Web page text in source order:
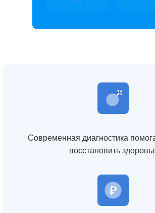
Современная диагностика
восстановить